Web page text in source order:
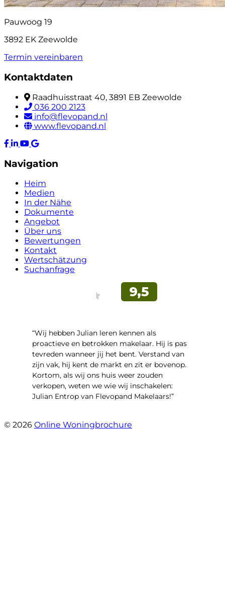
Pauwoog 19
3892 EK Zeewolde
Termin vereinbaren
Kontaktdaten
Raadhuisstraat 40, 3891 EB Zeewolde
036 200 2123
info@flevopand.nl
www.flevopand.nl
Navigation
Heim
Medien
In der Nähe
Dokumente
Angebot
Über uns
Bewertungen
Kontakt
Wertschätzung
Suchanfrage
“Wij hebben Julian leren kennen als
proactieve en betrokken makelaar. Hij is pas
tevreden wanneer jij het bent. Verstand van
zijn vak, hij kent de markt en zit er bovenop.
Kortom, als wij ons huis weer zouden
verkopen, weten we wie wij inschakelen:
Julian Entrop van Flevopand Makelaars!”
© 2026 Online Woningbrochure